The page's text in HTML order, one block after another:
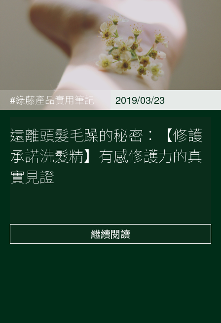
#綠藤產品實用筆記 2019/03/23
遠離頭髮毛躁的秘密：【修護
承諾洗髮精】有感修護力的真
實見證
繼續閱讀